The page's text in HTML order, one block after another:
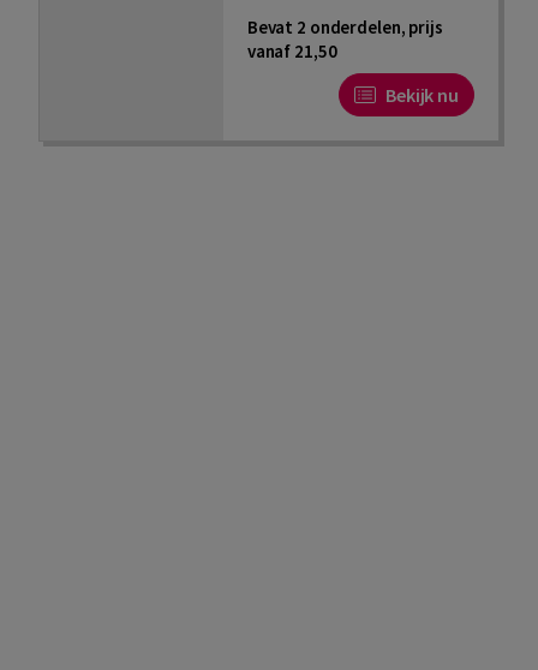
Bevat 2 onderdelen, prijs
vanaf 21,50
Bekijk nu